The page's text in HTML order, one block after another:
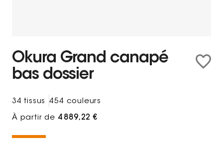
Okura Grand canapé
bas dossier
34 tissus 454 couleurs
À partir de 4 889,22 €